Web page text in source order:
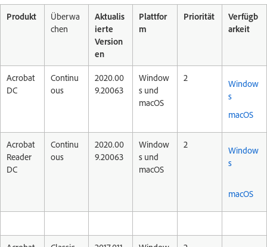
Produkt
Überwa
chen
Aktualis
ierte
Version
en
Plattfor
m
Priorität
Verfügb
arkeit
Acrobat
DC
Continu
ous
2020.00
9.20063
Window
s und
macOS
2
Window
s
macOS
Acrobat
Reader
DC
Continu
ous
2020.00
9.20063
Window
s und
macOS
2
Window
s
macOS